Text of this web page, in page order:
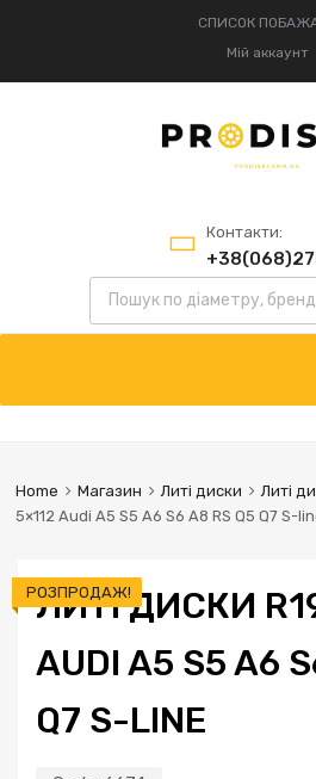
СПИСОК
Мій аккаунт
Контакти:
Home Магазин Литі диски Литі
5×112 Audi A5 S5 A6 S6 A8 RS Q5 Q7 S-
ЛИТІ ДИСКИ
AUDI A5 S5 A6
Q7 S-LINE
РОЗПРОДАЖ!